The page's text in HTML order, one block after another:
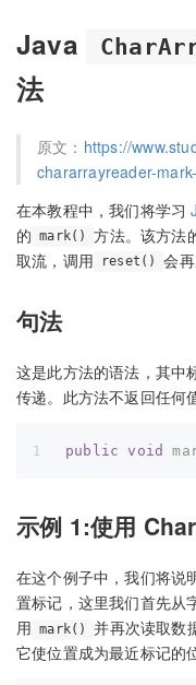
Java
法
原文： https://
chararrayreader-
在本教程中，我们将学习
的 mark()
方法。该方法
取流，调用
reset() 会
句法
这是此方法的语法，其中
传递。此方法不返回任何值
public void
示例 1:使用
在这个例子中，我们将说
置标记，这里我们首先从
用 mark() 并再次读取数
它使位置成为最近标记的